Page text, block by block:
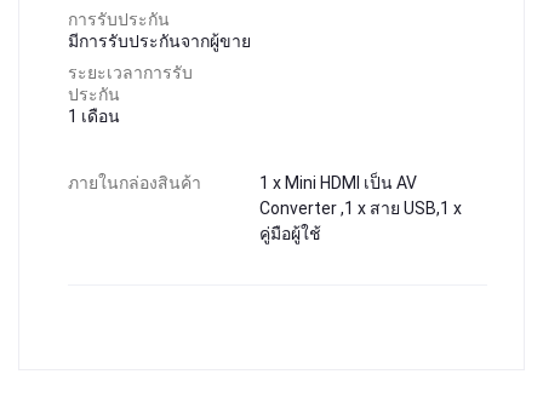
การรับประกัน
มีการรับประกันจากผู้ขาย
ระยะเวลาการรับ
ประกัน
1 เดือน
ภายในกล่องสินค้า
1 x Mini HDMI เป็น AV
Converter ,1 x สาย USB,1 x
คู่มือผู้ใช้